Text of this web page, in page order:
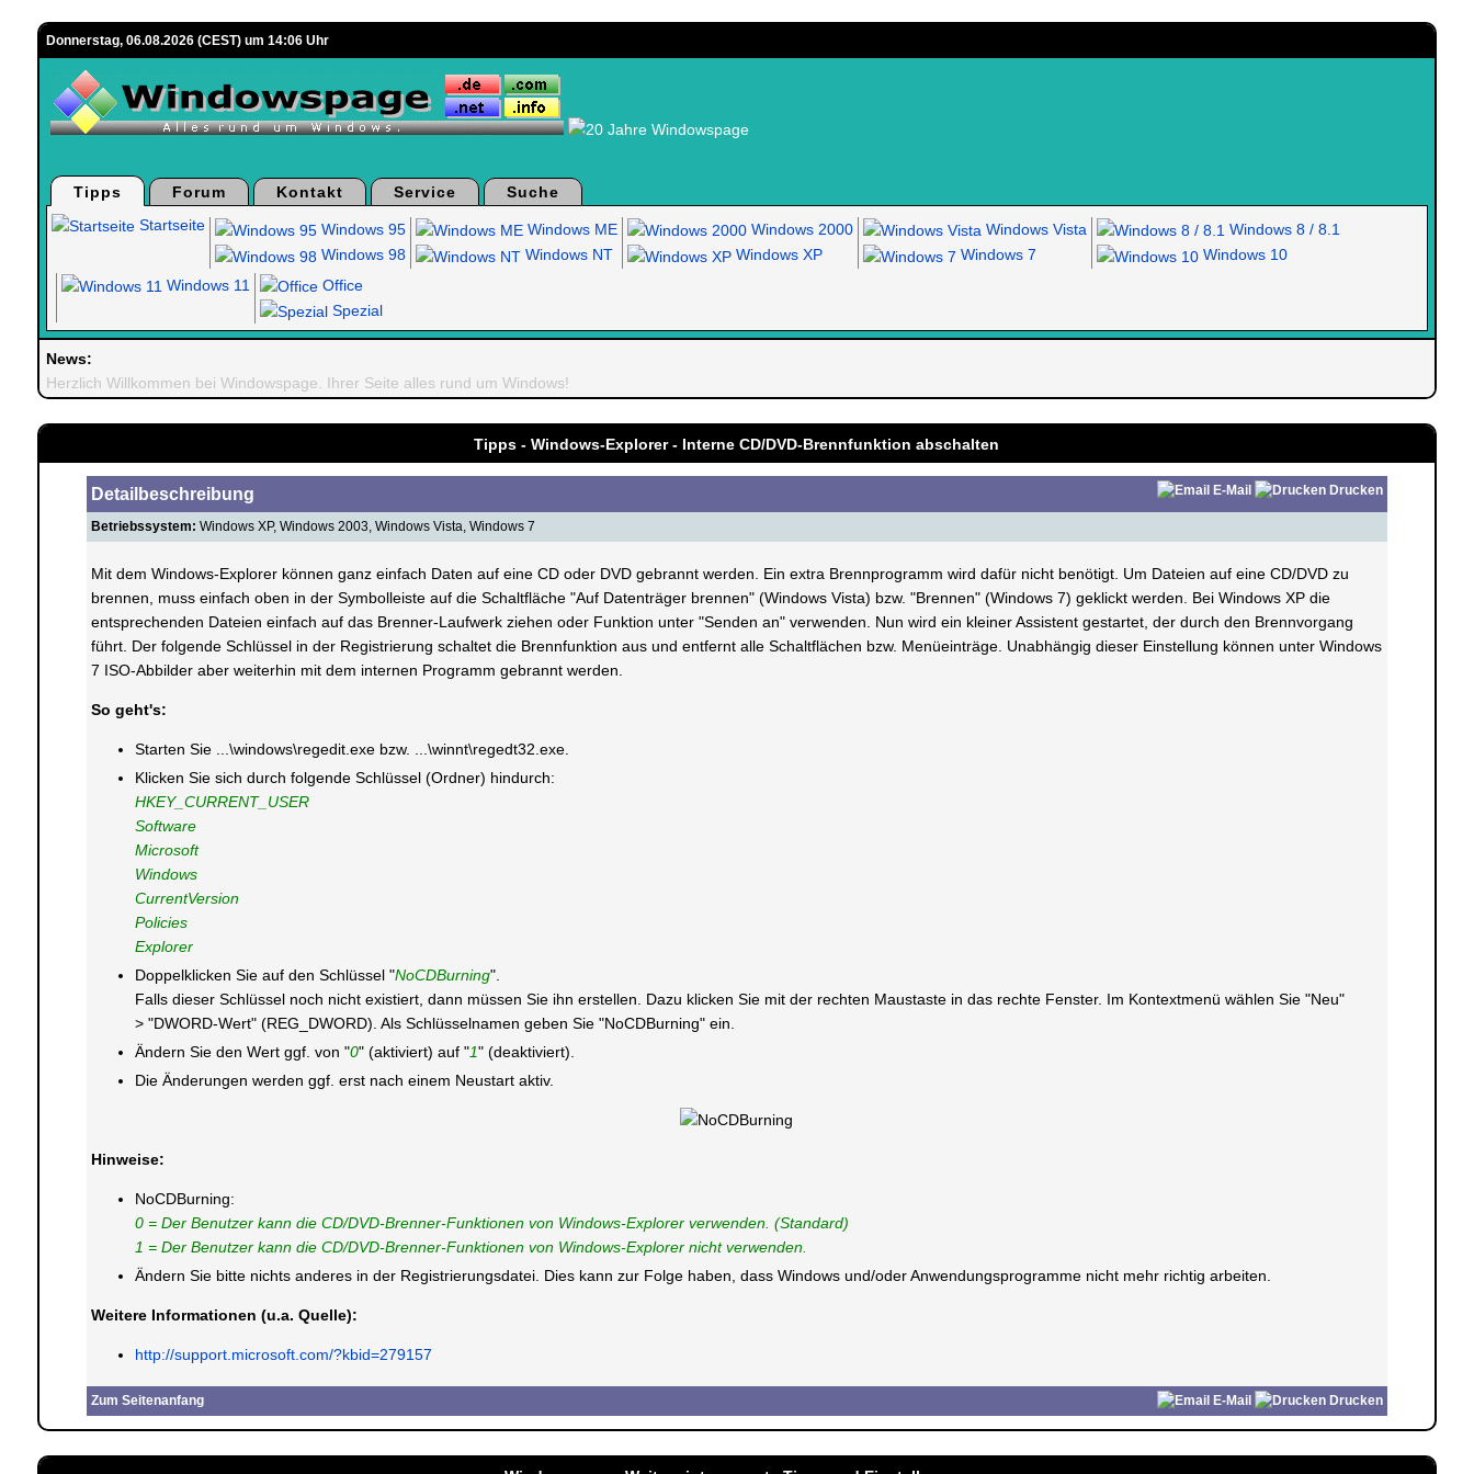
Donnerstag, 06.08.2026 (CEST) um 14:06 Uhr
Tipps Forum Kontakt Service
Suche
Startseite
Windows 95
Windows 98
Windows ME
Windows NT
Windows 2000
Windows XP
Windows Vista
Windows 7
Windows 8 / 8.1
Windows 10
Windows 11
Office
Spezial
News:
Herzlich Willkommen bei Windowspage. Ihrer Seite alles rund um Windows!
Tipps - Windows-Explorer - Interne CD/DVD-Brennfunktion abschalten
Detailbeschreibung E-Mail Drucken
Betriebssystem: Windows XP, Windows 2003, Windows Vista, Windows 7
Mit dem Windows-Explorer können ganz einfach Daten auf eine CD oder DVD gebrannt werden. Ein extra Brennprogramm wird dafür nicht benötigt. Um Dateien auf eine CD/DVD zu
brennen, muss einfach oben in der Symbolleiste auf die Schaltfläche "Auf Datenträger brennen" (Windows Vista) bzw. "Brennen" (Windows 7) geklickt werden. Bei Windows XP die
entsprechenden Dateien einfach auf das Brenner-Laufwerk ziehen oder Funktion unter "Senden an" verwenden. Nun wird ein kleiner Assistent gestartet, der durch den Brennvorgang
führt. Der folgende Schlüssel in der Registrierung schaltet die Brennfunktion aus und entfernt alle Schaltflächen bzw. Menüeinträge. Unabhängig dieser Einstellung können unter Windows
7 ISO-Abbilder aber weiterhin mit dem internen Programm gebrannt werden.
So geht's:
Starten Sie ...\windows\regedit.exe bzw. ...\winnt\regedt32.exe.
Klicken Sie sich durch folgende Schlüssel (Ordner) hindurch:
HKEY_CURRENT_USER
Software
Microsoft
Windows
CurrentVersion
Policies
Explorer
Doppelklicken Sie auf den Schlüssel "NoCDBurning".
Falls dieser Schlüssel noch nicht existiert, dann müssen Sie ihn erstellen. Dazu klicken Sie mit der rechten Maustaste in das rechte Fenster. Im Kontextmenü wählen Sie "Neu"
> "DWORD-Wert" (REG_DWORD). Als Schlüsselnamen geben Sie "NoCDBurning" ein.
Ändern Sie den Wert ggf. von "0" (aktiviert) auf "1" (deaktiviert).
Die Änderungen werden ggf. erst nach einem Neustart aktiv.
Hinweise:
NoCDBurning:
0 = Der Benutzer kann die CD/DVD-Brenner-Funktionen von Windows-Explorer verwenden. (Standard)
1 = Der Benutzer kann die CD/DVD-Brenner-Funktionen von Windows-Explorer nicht verwenden.
Ändern Sie bitte nichts anderes in der Registrierungsdatei. Dies kann zur Folge haben, dass Windows und/oder Anwendungsprogramme nicht mehr richtig arbeiten.
Weitere Informationen (u.a. Quelle):
http://support.microsoft.com/?kbid=279157
Zum Seitenanfang E-Mail Drucken